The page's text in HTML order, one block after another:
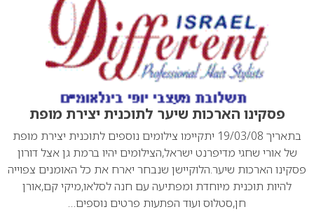
פסקינו הארכות שיער לתוכנית יצירת מופת
בתאריך 19/03/08 יתקיימו צילומים נוספים לתוכנית יצירת מופת
של אורי שחגי מדיפרנט ישראל,הצילומים יהיו ברמת גן אצל דורון
פסקינו הארכות שיער.הלוקיישן שנבחר יארח את כל האומנים צפוייה
להיות תוכנית מיוחדת ומפתיעה עם חנה לסלאו,מיקי קם,אורן
חן,סטלוס ועוד הפתעות פרטים נוספים…